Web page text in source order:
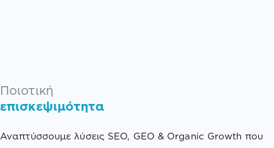
Ποιοτική
επισκεψιμότητα
Αναπτύσσουμε λύσεις SEO, GEO & Organic Growth που